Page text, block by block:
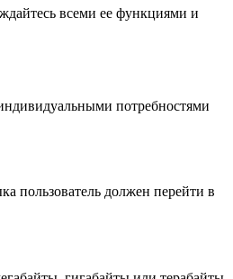
всеми ее функциями и
потребностями
пользователь должен перейти в